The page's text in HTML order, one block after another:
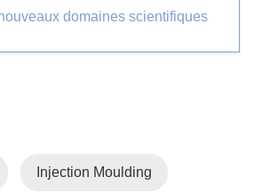
domaines scientifiques
Injection Moulding